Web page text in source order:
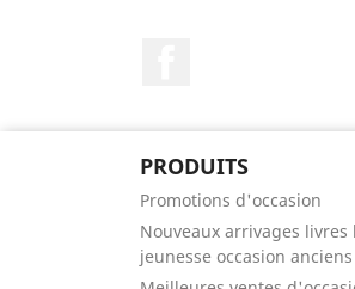
PRODUITS
Promotions d'occasion
Nouveaux arrivages
jeunesse occasion anciens